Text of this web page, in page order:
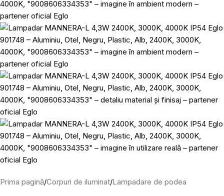
Prima pagină/Corpuri de iluminat/Lampadare de podea